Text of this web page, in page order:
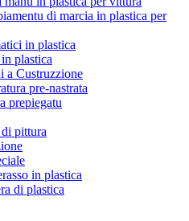
di marcia in plastica per
in plastica
plastica
a Custruzzione
pre-nastrata
prepiegatu
di pittura
in plastica
di plastica